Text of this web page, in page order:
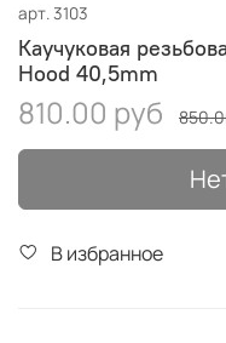
арт.3103
Каучуковая
Hood 40,5mm
810.00 руб
В избранное